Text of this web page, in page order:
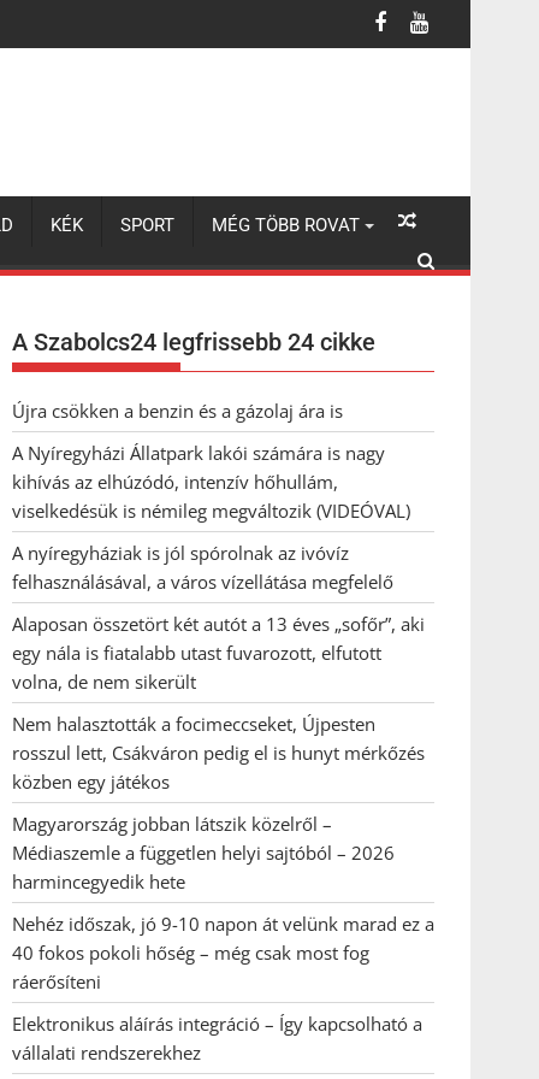
intenzív hőhullám, viselkedésük is némileg megváltozik
KÉK SPORT MÉG TÖBB ROVAT
A Szabolcs24 legfrissebb 24 cikke
Újra csökken a benzin és a gázolaj ára is
A Nyíregyházi Állatpark lakói számára is nagy
kihívás az elhúzódó, intenzív hőhullám,
viselkedésük is némileg megváltozik (VIDEÓVAL)
A nyíregyháziak is jól spórolnak az ivóvíz
felhasználásával, a város vízellátása megfelelő
Alaposan összetört két autót a 13 éves „sofőr”, aki
egy nála is fiatalabb utast fuvarozott, elfutott
volna, de nem sikerült
Nem halasztották a focimeccseket, Újpesten
rosszul lett, Csákváron pedig el is hunyt mérkőzés
közben egy játékos
Magyarország jobban látszik közelről –
Médiaszemle a független helyi sajtóból – 2026
harmincegyedik hete
Nehéz időszak, jó 9-10 napon át velünk marad ez a
40 fokos pokoli hőség – még csak most fog
ráerősíteni
Elektronikus aláírás integráció – Így kapcsolható a
vállalati rendszerekhez